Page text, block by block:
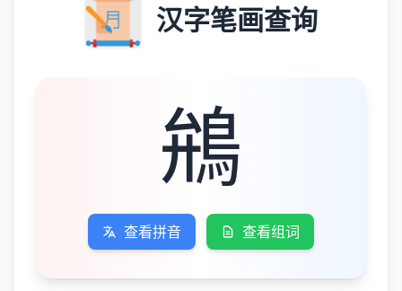
汉字笔画查询
鴘
查看拼音 查看组词